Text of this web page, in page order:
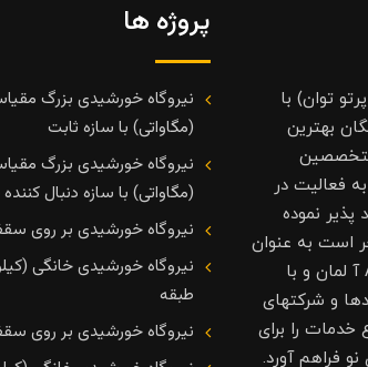
توان) با
بهترین
فعالیت در
پذیر نموده
است به عنوان
نماینده شرکت ALCAPI آ لمان و با
و شرکتهای
خدمات را برای
فراهم آورد.
پروژه ها
نیروگاه خورشیدی بزرگ
(مگاواتی) با سازه ثابت
نیروگاه خورشیدی بزرگ
(مگاواتی) با سازه دنبال
نیروگاه خورشیدی بر روی
نیروگاه خورشیدی خانگی
طبقه
نیروگاه خورشیدی بر روی